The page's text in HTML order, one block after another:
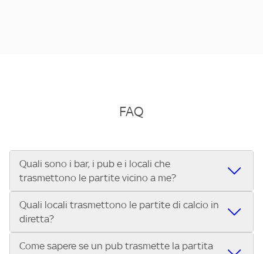
FAQ
Quali sono i bar, i pub e i locali che
trasmettono le partite vicino a me?
Se cerchi un bar, pub, ristorante o locale vicino a te per
vedere le partite di Serie A ENILIVE, la Serie C Sky Wifi, la
UEFA Champions League, la UEFA Europa League, la UEFA
Conference League, il Tennis, la Formula 1®, la MotoGP™ e
Quali locali trasmettono le partite di calcio in
diretta?
Vuoi sapere quali bar, pub o ristoranti mostrano le partite
Come sapere se un pub trasmette la partita